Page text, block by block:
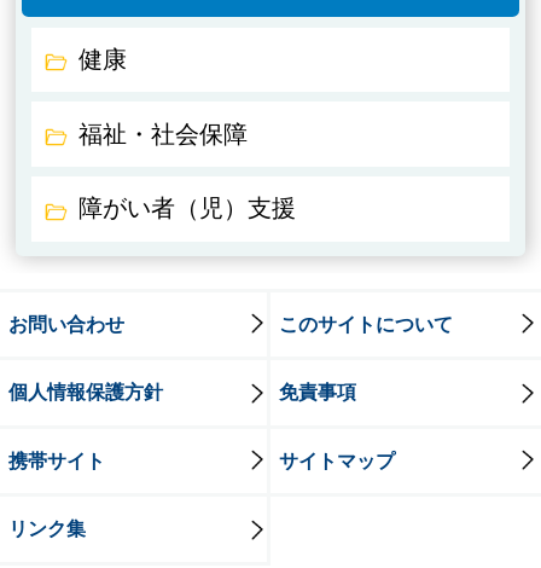
健康
福祉・社会保障
障がい者（児）支援
お問い合わせ このサイトについて
個人情報保護方針 免責事項
携帯サイト サイトマップ
リンク集